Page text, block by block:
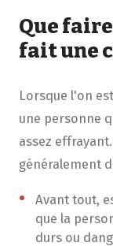
Que
fait une
Lorsque l'on
une personne
assez
généralement
Avant tout,
que la
durs ou